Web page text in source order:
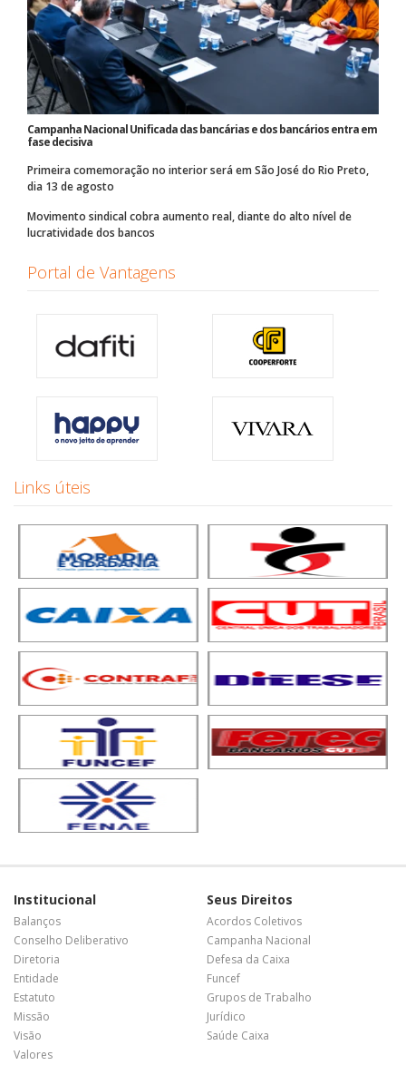
Campanha Nacional Unificada das bancárias e dos bancários entra em
fase decisiva
Primeira comemoração no interior será em São José do Rio Preto,
dia 13 de agosto
Movimento sindical cobra aumento real, diante do alto nível de
lucratividade dos bancos
Portal de Vantagens
Links úteis
Institucional
Balanços
Conselho Deliberativo
Diretoria
Entidade
Estatuto
Missão
Visão
Valores
Seus Direitos
Acordos Coletivos
Campanha Nacional
Defesa da Caixa
Funcef
Grupos de Trabalho
Jurídico
Saúde Caixa